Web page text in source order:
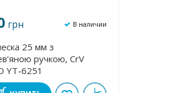
грн В наличии
25 мм з
ручкою, CrV
YT-6251